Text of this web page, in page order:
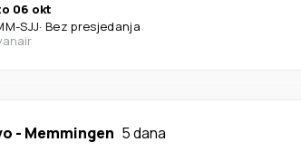
06 okt
-SJJ· Bez presjedanja
- Memmingen 5 dana